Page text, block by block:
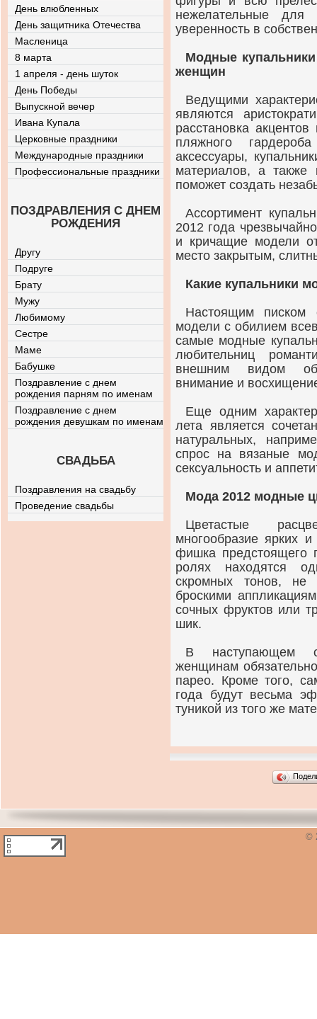
нежелательные для
уверенность в
Модные
женщин
Ведущими
являются
расстановка
пляжного
аксессуары,
материалов, а также
поможет создать
Ассортимент
2012 года
и кричащие модели
место закрытым,
Какие купальники
Настоящим писком
модели с обилием
самые модные
любительниц
внешним видом
внимание и
Еще одним
лета является
натуральных,
спрос на вязаные
сексуальность и
Мода 2012 модные
Цветастые
многообразие ярких
фишка предстоящего
ролях находятся
скромных тонов, не
броскими
сочных фруктов или
шик.
В наступающем
женщинам
парео. Кроме того,
года будут весьма
туникой из того же
День влюбленных
День защитника Отечества
Масленица
8 марта
1 апреля - день шуток
День Победы
Выпускной вечер
Ивана Купала
Церковные праздники
Международные праздники
Профессиональные праздники
ПОЗДРАВЛЕНИЯ С ДНЕМ
РОЖДЕНИЯ
Другу
Подруге
Брату
Мужу
Любимому
Сестре
Маме
Бабушке
Поздравление с днем
рождения парням по именам
Поздравление с днем
рождения девушкам по именам
СВАДЬБА
Поздравления на свадьбу
Проведение свадьбы
©